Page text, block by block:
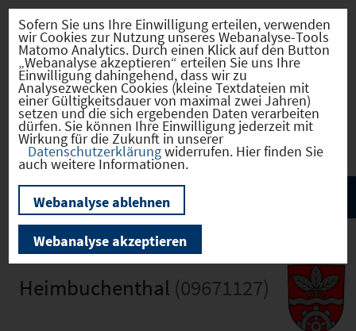
Verkehrsinfrastruktur
Kommunale Infrastruktur
Heimbuchenthal (09671127)
Sofern Sie uns Ihre Einwilligung erteilen, verwenden
wir Cookies zur Nutzung unseres Webanalyse-Tools
Matomo Analytics. Durch einen Klick auf den Button
„Webanalyse akzeptieren“ erteilen Sie uns Ihre
Einwilligung dahingehend, dass wir zu
Analysezwecken Cookies (kleine Textdateien mit
einer Gültigkeitsdauer von maximal zwei Jahren)
setzen und die sich ergebenden Daten verarbeiten
dürfen. Sie können Ihre Einwilligung jederzeit mit
Wirkung für die Zukunft in unserer
Datenschutzerklärungwiderrufen. Hier finden Sie
auch weitere Informationen.
Webanalyse ablehnen
Webanalyse akzeptieren